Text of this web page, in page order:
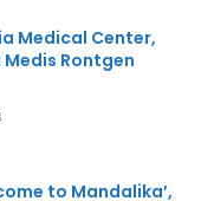
Medical Center,
Rontgen
to Mandalika’,